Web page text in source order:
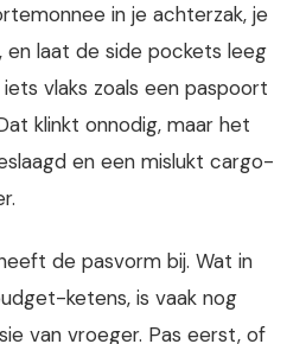
in je achterzak, je
en laat de side pockets leeg
vlaks zoals een paspoort
klinkt onnodig, maar het
en een mislukt cargo-
de pasvorm bij. Wat in
ketens, is vaak nog
van vroeger. Pas eerst, of